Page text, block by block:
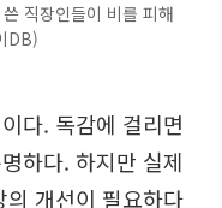
직장인들이 비를 피해
DB)
다. 독감에 걸리면
하다. 하지만 실제
개선이 필요하다